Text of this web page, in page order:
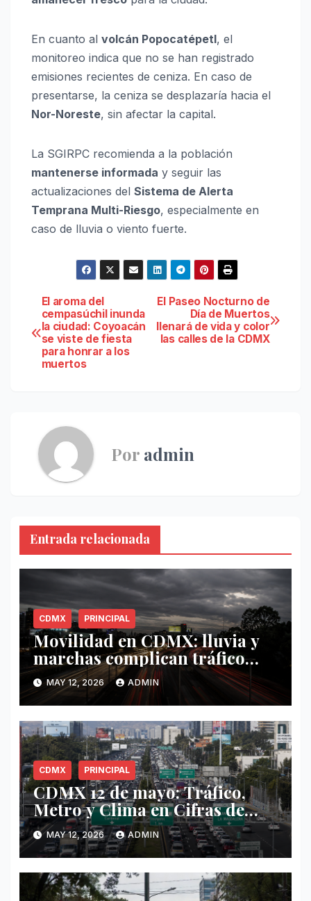
En cuanto al volcán Popocatépetl, el
monitoreo indica que no se han registrado
emisiones recientes de ceniza. En caso de
presentarse, la ceniza se desplazaría hacia el
Nor-Noreste, sin afectar la capital.
La SGIRPC recomienda a la población
mantenerse informada y seguir las
actualizaciones del Sistema de Alerta
Temprana Multi-Riesgo, especialmente en
caso de lluvia o viento fuerte.
Navegación
de
entradas
El Paseo Nocturno de
Día de Muertos
llenará de vida y color
las calles de la CDMX
El aroma del
cempasúchil inunda
la ciudad: Coyoacán
se viste de fiesta
para honrar a los
muertos
Por admin
Entrada relacionada
CDMX PRINCIPAL
Movilidad en CDMX: lluvia y
marchas complican tráfico
este 12 de mayo
MAY 12, 2026 ADMIN
CDMX PRINCIPAL
CDMX 12 de mayo: Tráfico,
Metro y Clima en Cifras de
Movilidad
MAY 12, 2026 ADMIN